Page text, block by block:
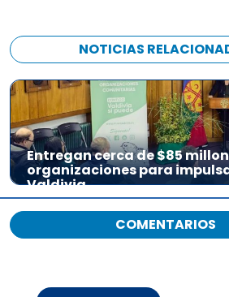
NOTICIAS
Entregan cerca de $85
organizaciones para
Valdivia
COMENTARIOS